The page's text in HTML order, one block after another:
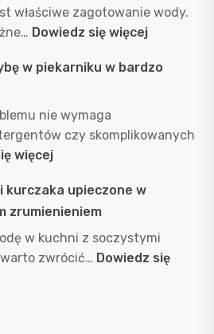
laseroterapii
skóry
obalamy
właściwe zagotowanie wody.
Dowiedz się więcej:
długo
w
efekt?
przepis
w piekarniku w bardzo
nie wymaga
czy skomplikowanych
więcej:
wyczyścić
szybę
w
piekarniku
upieczone w
zrumienieniem
w kuchni z soczystymi
zwrócić… Dowiedz się